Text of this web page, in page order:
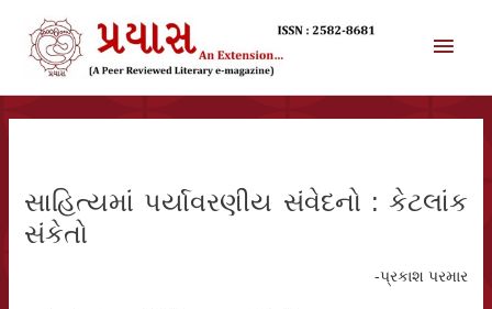
જાઓ
મુખ્ય
મેનુ
સાહિત્યમાં પર્યાવરણીય સંવેદનો : કેટલાંક
સંકેતો
-પ્રકાશ પરમાર